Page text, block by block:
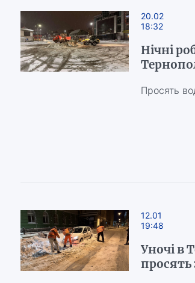
20.02
18:32
Нічні
Просять
12.01
19:48
Уночі в
просять